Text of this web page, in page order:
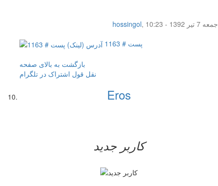
hossingol,
جمعه 7 تیر 1392 - 10:23
پست # 1163
بازگشت به بالای صفحه
نقل قول اشتراک در تلگرام
Eros
کاربر جدید